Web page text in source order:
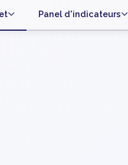
Panel d'indicateurs